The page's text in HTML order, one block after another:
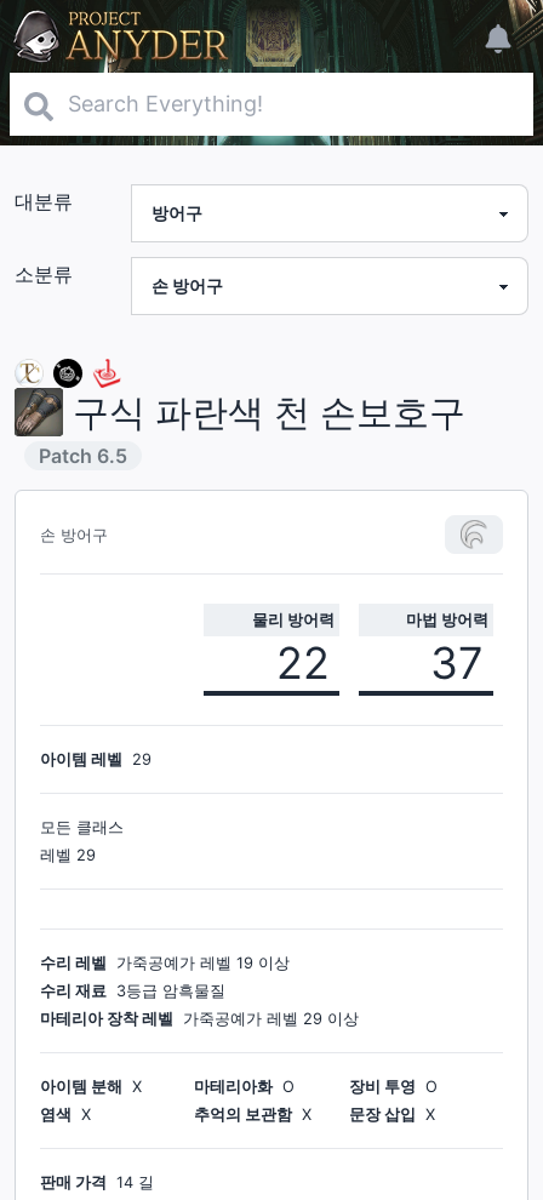
대분류
소분류
구식 파란색 천 손보호구
Patch 6.5
손 방어구
물리 방어력
22
마법 방어력
37
아이템 레벨 29
모든 클래스
레벨 29
수리 레벨 가죽공예가 레벨 19 이상
수리 재료 3등급 암흑물질
마테리아 장착 레벨
가죽공예가 레벨 29 이상
아이템 분해 X 마테리아화 O 장비 투영 O
염색
X 추억의 보관함 X 문장 삽입 X
판매 가격
14 길